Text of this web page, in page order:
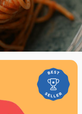
und geliefert.